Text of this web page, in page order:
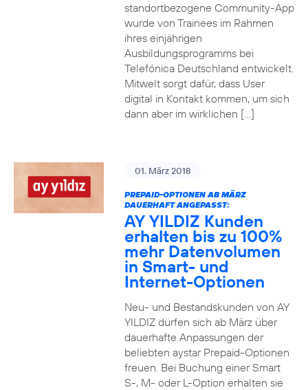
standortbezogene Community-App
wurde von Trainees im Rahmen
ihres einjährigen
Ausbildungsprogramms bei
Telefónica Deutschland entwickelt.
Mitwelt sorgt dafür, dass User
digital in Kontakt kommen, um sich
dann aber im wirklichen […]
01. März 2018
PREPAID-OPTIONEN AB MÄRZ
DAUERHAFT ANGEPASST:
AY YILDIZ Kunden
erhalten bis zu 100%
mehr Datenvolumen
in Smart- und
Internet-Optionen
Neu- und Bestandskunden von AY
YILDIZ dürfen sich ab März über
dauerhafte Anpassungen der
beliebten aystar Prepaid-Optionen
freuen. Bei Buchung einer Smart
S-, M- oder L-Option erhalten sie